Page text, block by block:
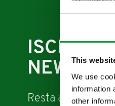
This
We use
information
other
03/06/2026
Resta